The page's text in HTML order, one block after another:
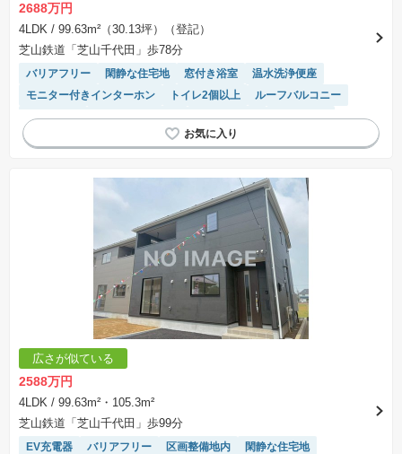
2688万円
4LDK / 99.63m²（30.13坪）（登記）
芝山鉄道「芝山千代田」歩78分
バリアフリー 閑静な住宅地 窓付き浴室
温水洗浄便座
モニター付きインターホン
トイレ2個以上
ルーフバルコニー
陽当り良好
システムキッチン 対面キッチン 浴室乾燥機
広さが似ている
2588万円
4LDK / 99.63m²・105.3m²
芝山鉄道「芝山千代田」歩99分
EV充電器 バリアフリー 区画整備地内
閑静な住宅地